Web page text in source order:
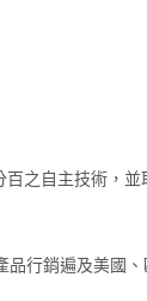
之自主技術，並
行銷遍及美國